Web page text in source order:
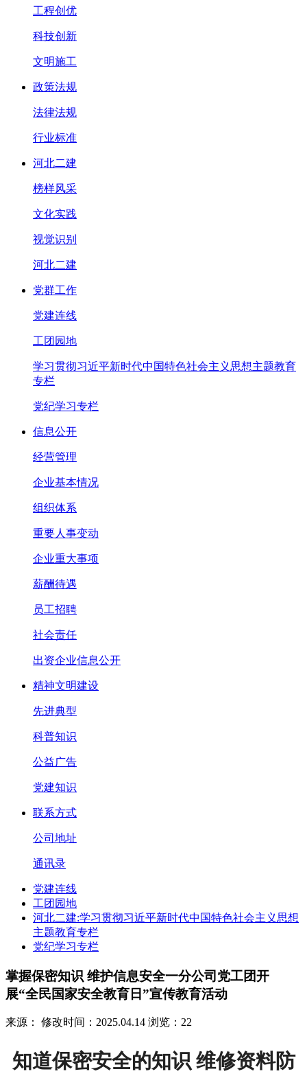
工程创优
科技创新
文明施工
政策法规
法律法规
行业标准
河北二建
榜样风采
文化实践
视觉识别
河北二建
党群工作
党建连线
工团园地
学习贯彻习近平新时代中国特色社会主义思想主题教育
专栏
党纪学习专栏
信息公开
经营管理
企业基本情况
组织体系
重要人事变动
企业重大事项
薪酬待遇
员工招聘
社会责任
出资企业信息公开
精神文明建设
先进典型
科普知识
公益广告
党建知识
联系方式
公司地址
通讯录
党建连线
工团园地
河北二建:学习贯彻习近平新时代中国特色社会主义思想
主题教育专栏
党纪学习专栏
掌握保密知识 维护信息安全一分公司党工团开
展“全民国家安全教育日”宣传教育活动
来源： 修改时间：2025.04.14 浏览：22
知道保密安全的知识 维修资料防